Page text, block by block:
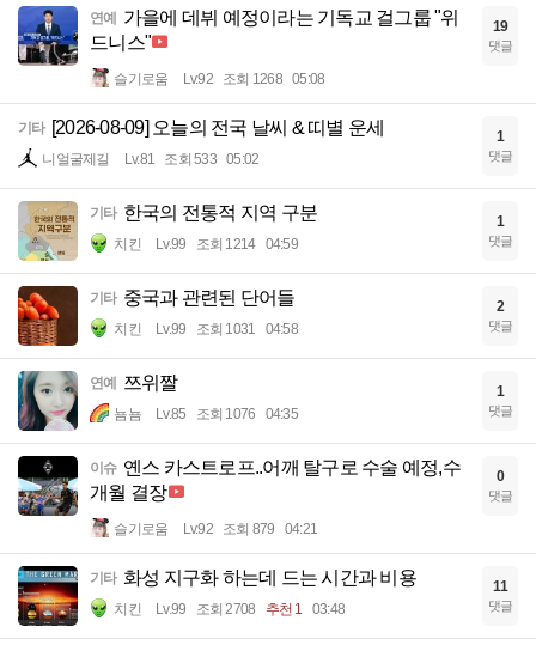
연예
가을에 데뷔 예정이라는 기독교 걸그룹 "위
드니스"
슬기로움 Lv.92 조회 1268 05:08
19
댓글
기타 [2026-08-09] 오늘의 전국 날씨 & 띠별 운세
니얼굴제길 Lv.81 조회 533 05:02
1
댓글
기타 한국의 전통적 지역 구분
치킨 Lv.99 조회 1214 04:59
1
댓글
기타 중국과 관련된 단어들
치킨 Lv.99 조회 1031 04:58
2
댓글
연예 쯔위짤
뇸뇸 Lv.85 조회 1076 04:35
1
댓글
이슈 옌스 카스트로프..어깨 탈구로 수술 예정,수
개월 결장
슬기로움 Lv.92 조회 879 04:21
0
댓글
기타 화성 지구화 하는데 드는 시간과 비용
치킨 Lv.99 조회 2708 추천 1 03:48
11
댓글